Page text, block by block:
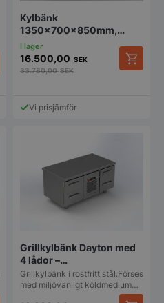
Kylbänk
1350x700x850mm,
Fagor Advance, 4 lådor
16.500,00 SEK
33.780,00SEK
Vi prisjämför
Grillkylbänk Dayton med
4 lådor –
1200x660x660mm
Grillkylbänk i rostfritt stål.Förses
med miljövänligt köldmedium…